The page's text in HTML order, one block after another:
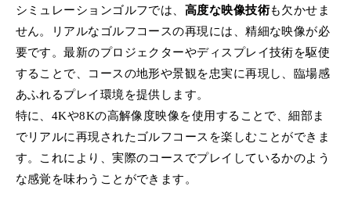
シミュレーションゴルフでは、 高度な映像技術も欠かせま
せん。リアルなゴルフコースの再現には、精細な映像が必
要です。最新のプロジェクターやディスプレイ技術を駆使
することで、コースの地形や景観を忠実に再現し、臨場感
あふれるプレイ環境を提供します。
特に、4Kや8Kの高解像度映像を使用することで、細部ま
でリアルに再現されたゴルフコースを楽しむことができま
す。これにより、実際のコースでプレイしているかのよう
な感覚を味わうことができます。